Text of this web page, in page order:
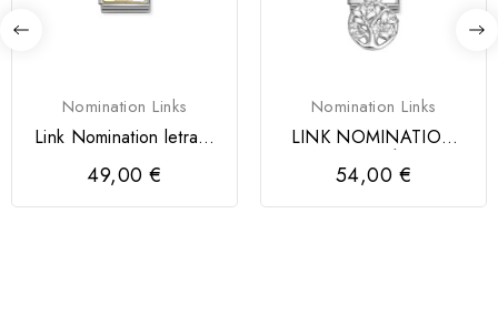
Nomination Links
Link Nomination letra Z
GLITTER
49,00 €
Nomination Links
LINK NOMINATION
PENDENTE ÁRVORE
DA VIDA
54,00 €